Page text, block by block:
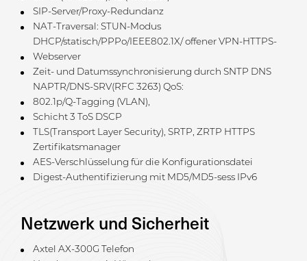
SIP-Server/Proxy-Redundanz
NAT-Traversal: STUN-Modus
DHCP/statisch/PPPo/IEEE802.1X/ offener VPN-HTTPS-
Webserver
Zeit- und Datumssynchronisierung durch SNTP DNS
NAPTR/DNS-SRV(RFC 3263) QoS:
802.1p/Q-Tagging (VLAN),
Schicht 3 ToS DSCP
TLS(Transport Layer Security), SRTP, ZRTP HTTPS
Zertifikatsmanager
AES-Verschlüsselung für die Konfigurationsdatei
Digest-Authentifizierung mit MD5/MD5-sess IPv6
Netzwerk und Sicherheit
Axtel AX-300G Telefon